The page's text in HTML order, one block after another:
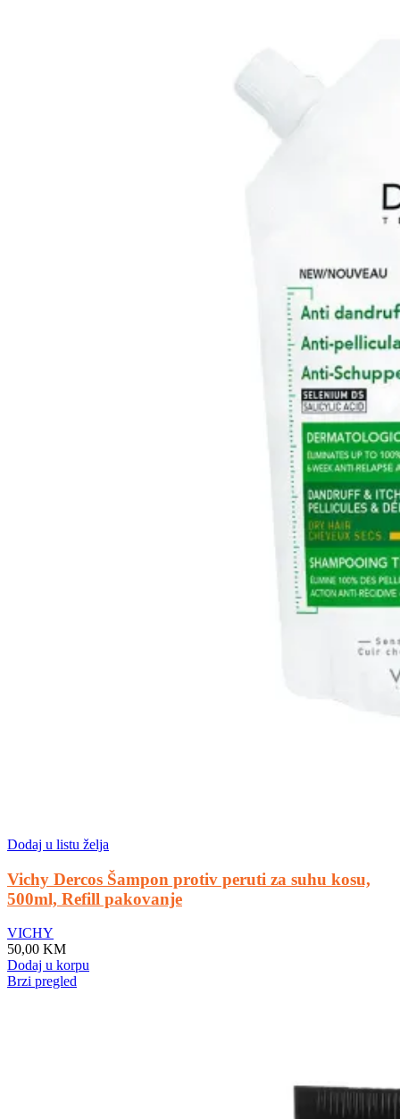
Dodaj u listu želja
Vichy Dercos Šampon protiv peruti za suhu kosu,
500ml, Refill pakovanje
VICHY
50,00 KM
Dodaj u korpu
Brzi pregled